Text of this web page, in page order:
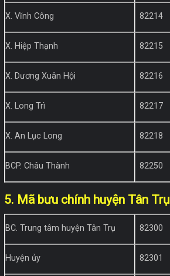
X. Vĩnh Công 82214
X. Hiệp Thạnh 82215
X. Dương Xuân Hội 82216
X. Long Trì 82217
X. An Lục Long 82218
BCP. Châu Thành 82250
5. Mã bưu chính huyện Tân Trụ
BC. Trung tâm huyện Tân Trụ 82300
Huyện ủy 82301